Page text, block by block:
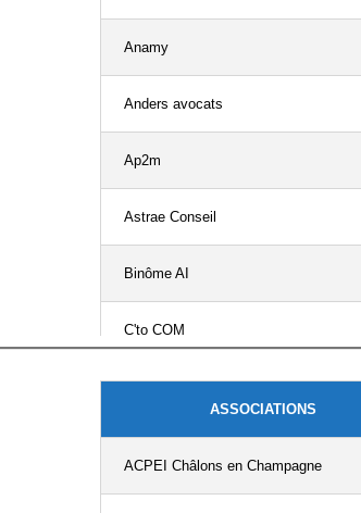
HENNER
Intégrance
La Mutuelle Familiale
MCAP
Mcdef Klesia/ UROPS
MGEN
Anamy
Anders avocats
Ap2m
Astrae Conseil
Binôme AI
C'to COM
Cade Conseil
Cocktail interactive
Como
ASSOCIATIONS
ACPEI Châlons en Champagne